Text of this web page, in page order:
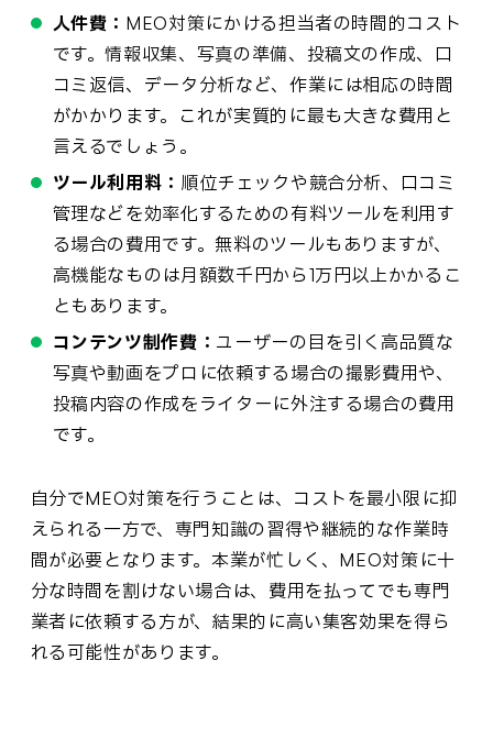
人件費： MEO対策にかける担当者の時間的コスト
です。情報収集、写真の準備、投稿文の作成、口
コミ返信、データ分析など、作業には相応の時間
がかかります。これが実質的に最も大きな費用と
言えるでしょう。
ツール利用料： 順位チェックや競合分析、口コミ
管理などを効率化するための有料ツールを利用す
る場合の費用です。無料のツールもありますが、
高機能なものは月額数千円から1万円以上かかるこ
ともあります。
コンテンツ制作費： ユーザーの目を引く高品質な
写真や動画をプロに依頼する場合の撮影費用や、
投稿内容の作成をライターに外注する場合の費用
です。
自分でMEO対策を行うことは、コストを最小限に抑
えられる一方で、専門知識の習得や継続的な作業時
間が必要となります。本業が忙しく、MEO対策に十
分な時間を割けない場合は、費用を払ってでも専門
業者に依頼する方が、結果的に高い集客効果を得ら
れる可能性があります。